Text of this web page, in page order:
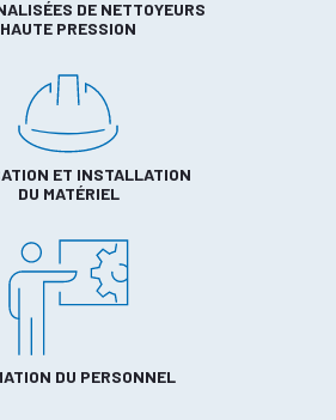
DE NETTOYEURS
HAUTE PRESSION
ET INSTALLATION
DU MATÉRIEL
DU PERSONNEL